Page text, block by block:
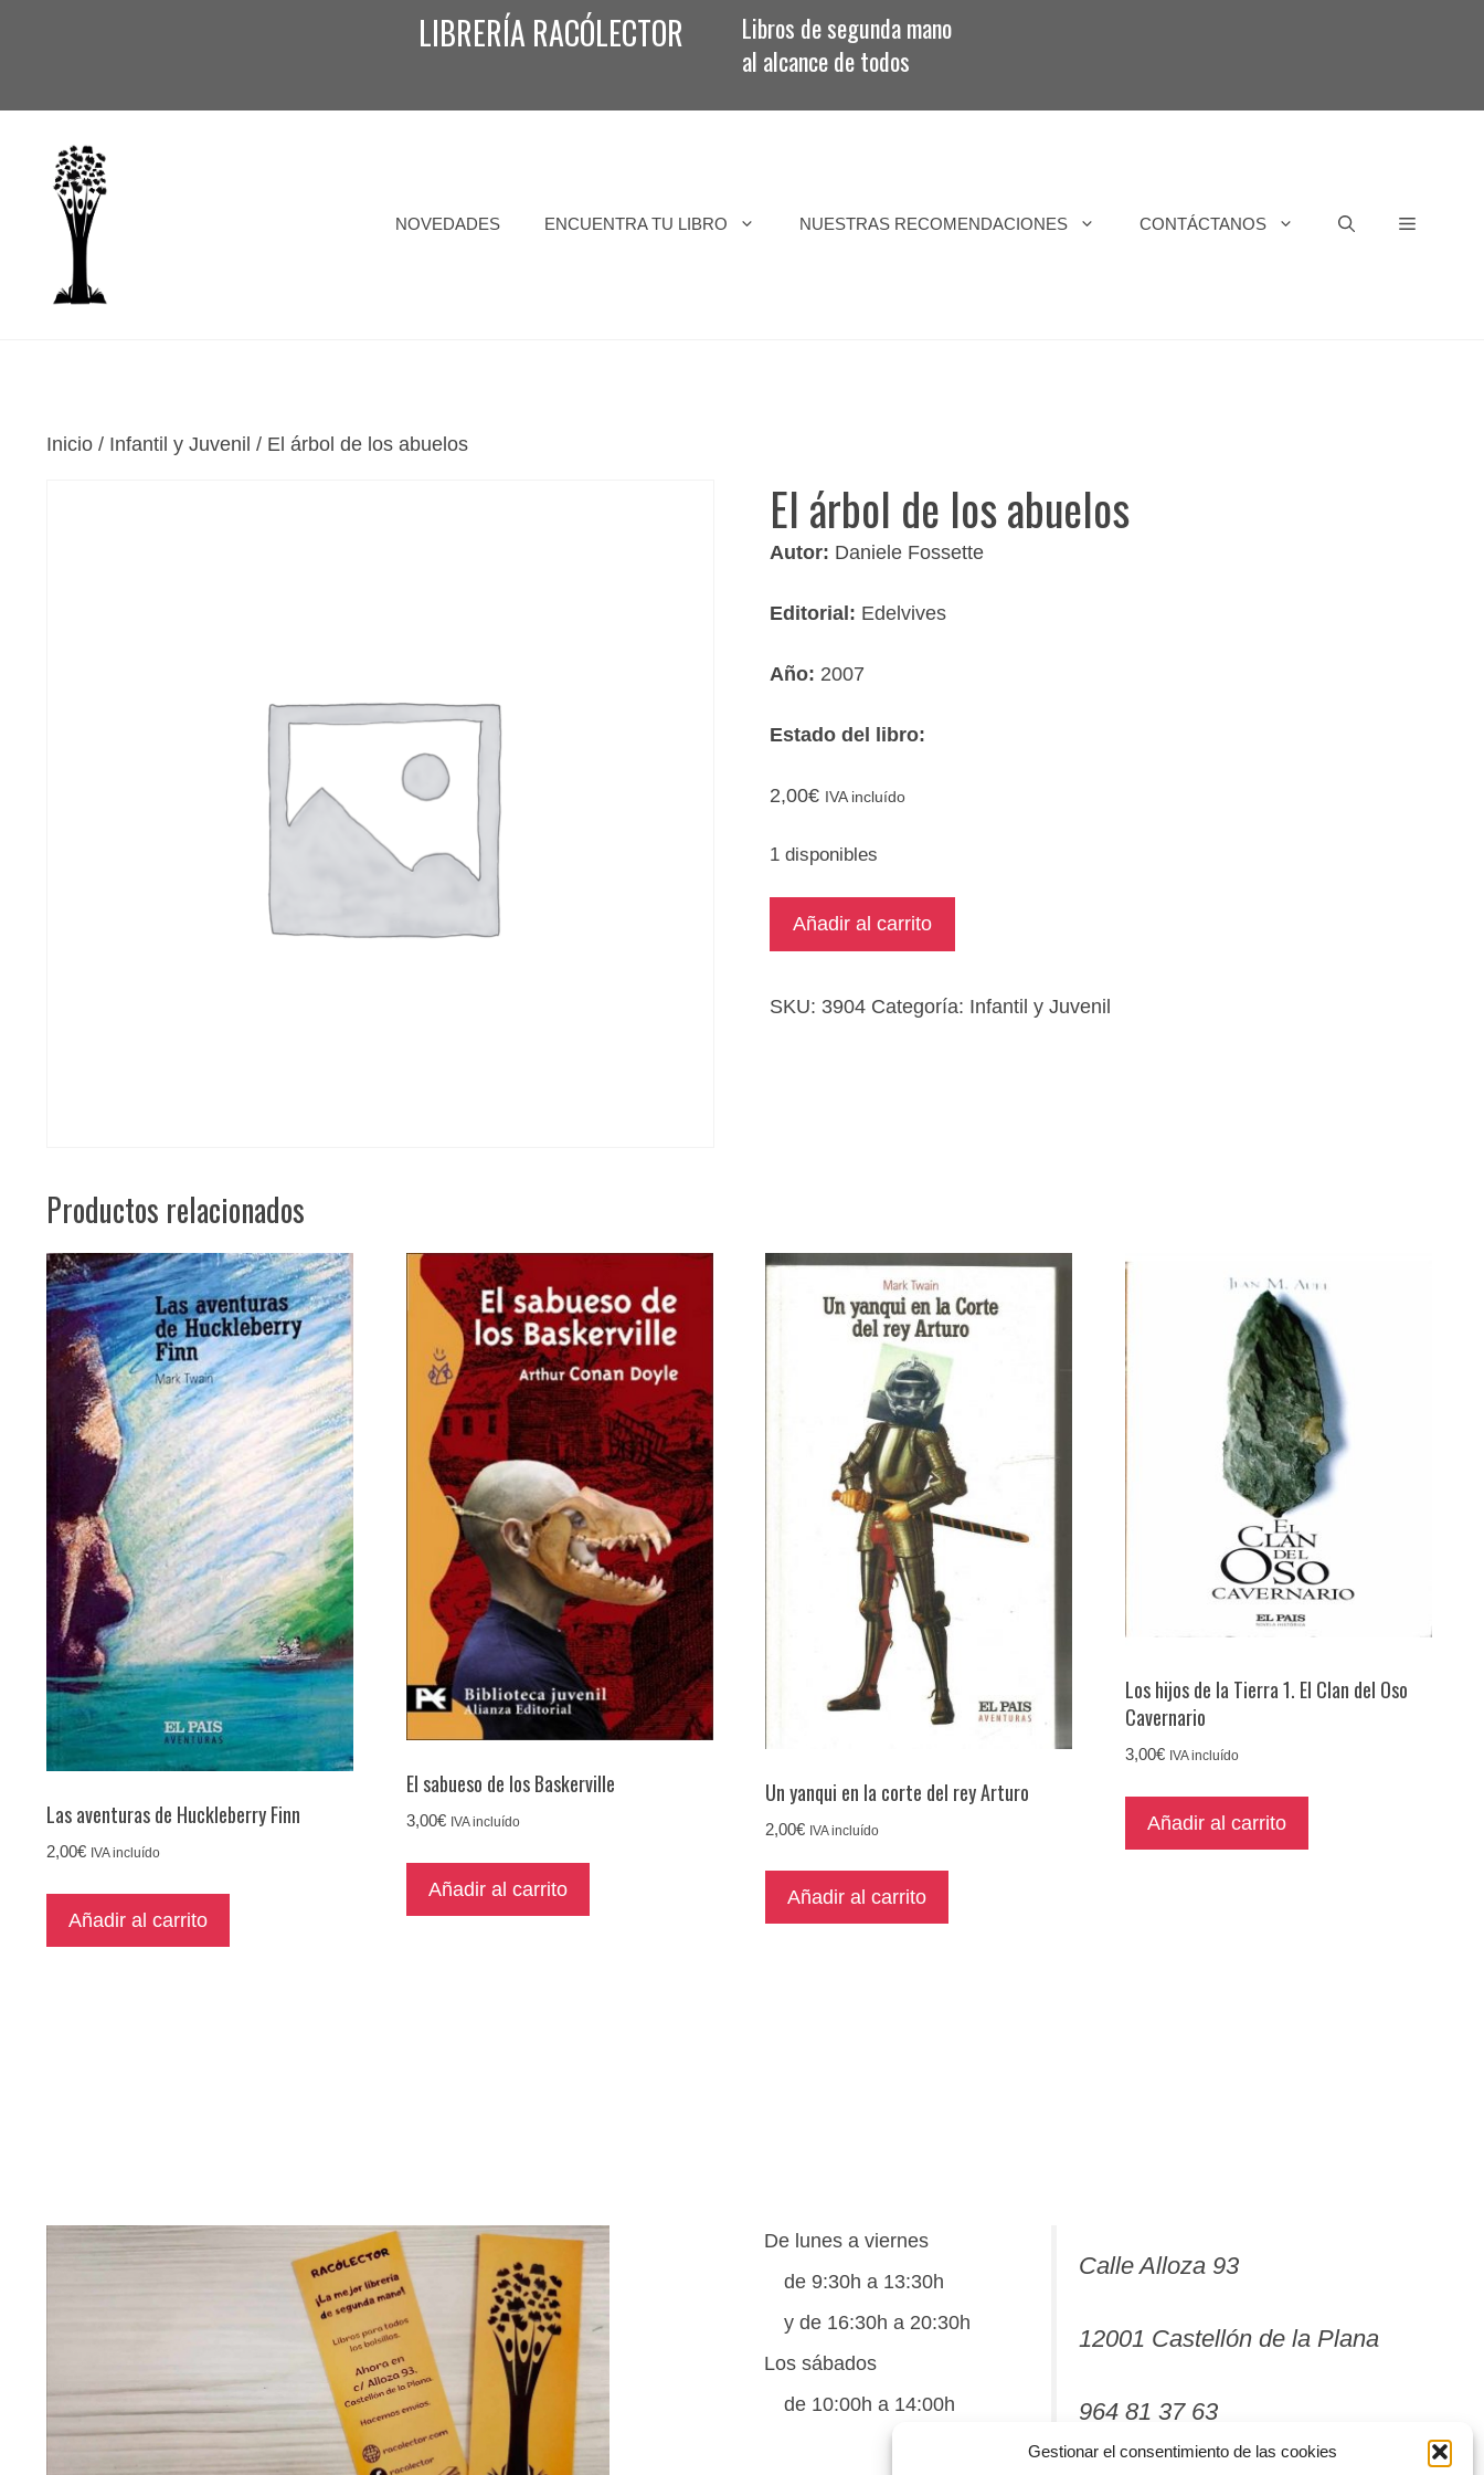
Gestionar el consentimiento de las cookies
LIBRERÍA RACÓLECTOR
Libros de segunda mano
al alcance de todos
NOVEDADES ENCUENTRA TU LIBRO NUESTRAS RECOMENDACIONES CONTÁCTANOS
Inicio / Infantil y Juvenil / El árbol de los abuelos
El árbol de los abuelos
Autor: Daniele Fossette
Editorial: Edelvives
Año: 2007
Estado del libro:
2,00€ IVA incluído
1 disponibles
los
Añadir al carrito
SKU: 3904 Categoría: Infantil y Juvenil
Productos relacionados
Las aventuras de Huckleberry Finn
2,00€ IVA incluído
Añadir al carrito
El sabueso de los Baskerville
3,00€ IVA incluído
Añadir al carrito
Un yanqui en la corte del rey Arturo
2,00€ IVA incluído
Añadir al carrito
Los hijos de la Tierra 1. El Clan del Oso
Cavernario
3,00€ IVA incluído
Añadir al carrito
De lunes a viernes
de 9:30h a 13:30h
y de 16:30h a 20:30h
Los sábados
de 10:00h a 14:00h
Calle Alloza 93
12001 Castellón de la Plana
964 81 37 63